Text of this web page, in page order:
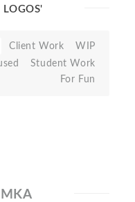
LOGOS'
Client Work
WIP
Student Work
For Fun